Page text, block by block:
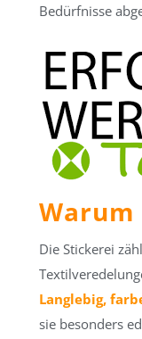
Bedürfnisse
Warum
Die Stickerei
Langlebig,
sie besonders